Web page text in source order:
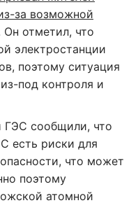
за возможной
Он отметил, что
электростанции
поэтому ситуация
под контроля и
ГЭС сообщили, что
есть риски для
что может
поэтому
атомной